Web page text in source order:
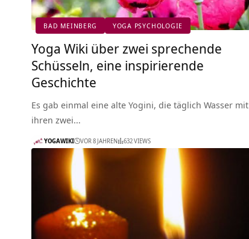
BAD MEINBERG YOGA PSYCHOLOGIE
Yoga Wiki über zwei sprechende
Schüsseln, eine inspirierende
Geschichte
Es gab einmal eine alte Yogini, die täglich Wasser mit
ihren zwei…
YOGAWIKI VOR 8 JAHREN 632 VIEWS